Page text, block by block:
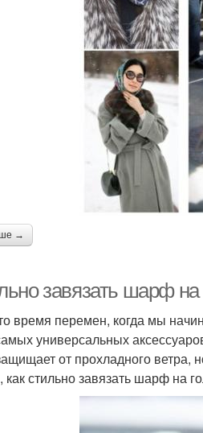
→
завязать шарф
время перемен, когда мы
универсальных
от прохладного ветра,
как стильно завязать шарф на